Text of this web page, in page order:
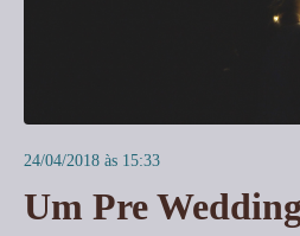
24/04/2018 às 15:33
Um Pre